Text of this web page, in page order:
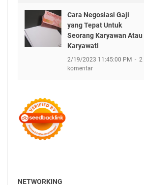
Cara Negosiasi Gaji
yang Tepat Untuk
Seorang Karyawan Atau
Karyawati
2/19/2023 11:45:00 PM
2
komentar
NETWORKING